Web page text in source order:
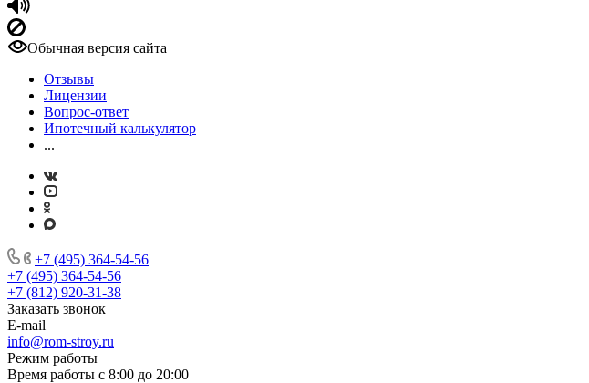
Обычная версия сайта
Отзывы
Лицензии
Вопрос-ответ
Ипотечный калькулятор
...
+7 (495) 364-54-56
+7 (495) 364-54-56
+7 (812) 920-31-38
Заказать звонок
E-mail
info@rom-stroy.ru
Режим работы
Время работы с 8:00 до 20:00